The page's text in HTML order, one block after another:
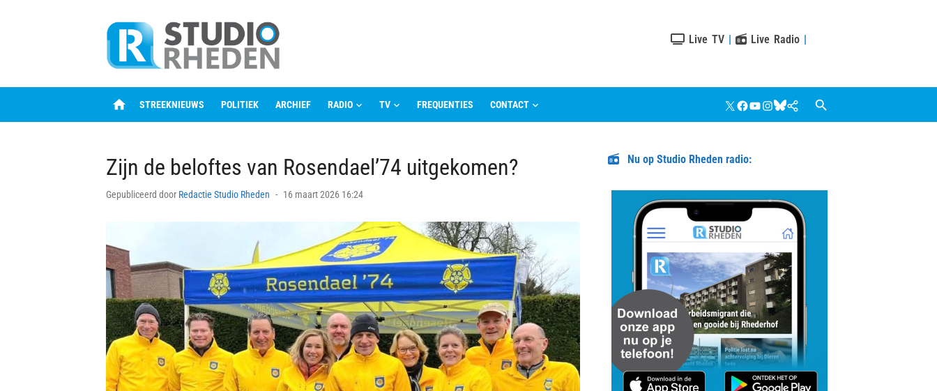
Live TV | Live Radio |
home STREEKNIEUWS POLITIEK ARCHIEF RADIO TV FREQUENTIES CONTACT X Facebook
YouTube
Instagram
Bluesky
Google
Nieuws
Zijn de beloftes van Rosendael’74 uitgekomen?
Gepubliceerd door Redactie Studio Rheden
Posted
16 maart 2026 16:24
Nu op Studio Rheden radio: